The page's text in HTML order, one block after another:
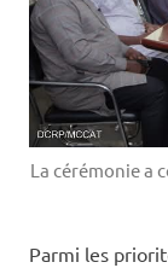
La cérémonie a
Parmi les